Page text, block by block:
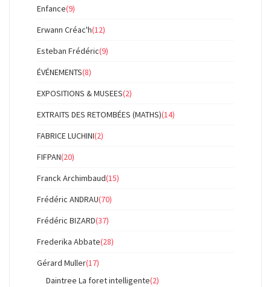
Enfance(9)
Erwann Créac'h(12)
Esteban Frédéric(9)
ÉVÉNEMENTS(8)
EXPOSITIONS & MUSEES(2)
EXTRAITS DES RETOMBÉES (MATHS)(14)
FABRICE LUCHINI(2)
FIFPAN(20)
Franck Archimbaud(15)
Frédéric ANDRAU(70)
Frédéric BIZARD(37)
Frederika Abbate(28)
Gérard Muller(17)
Daintree La foret intelligente(2)